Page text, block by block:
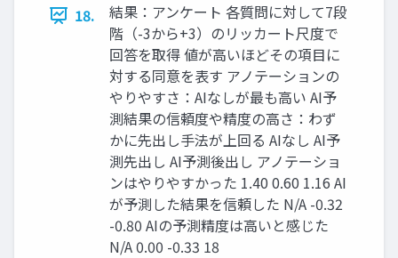
18.
結果：アンケート 各質問に対して7段
階（-3から+3）のリッカート尺度で
回答を取得 値が高いほどその項目に
対する同意を表す アノテーションの
やりやすさ：AIなしが最も高い AI予
測結果の信頼度や精度の高さ：わず
かに先出し手法が上回る AIなし AI予
測先出し AI予測後出し アノテーショ
ンはやりやすかった 1.40 0.60 1.16 AI
が予測した結果を信頼した N/A -0.32
-0.80 AIの予測精度は高いと感じた
N/A 0.00 -0.33 18